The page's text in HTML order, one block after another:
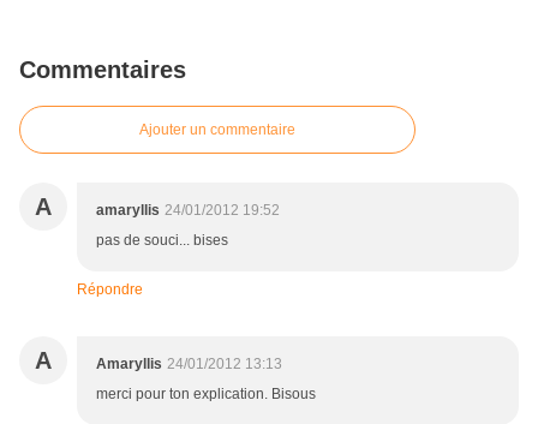
Commentaires
Ajouter un commentaire
A amaryllis 24/01/2012 19:52
pas de souci... bises
Répondre
A Amaryllis 24/01/2012 13:13
merci pour ton explication. Bisous